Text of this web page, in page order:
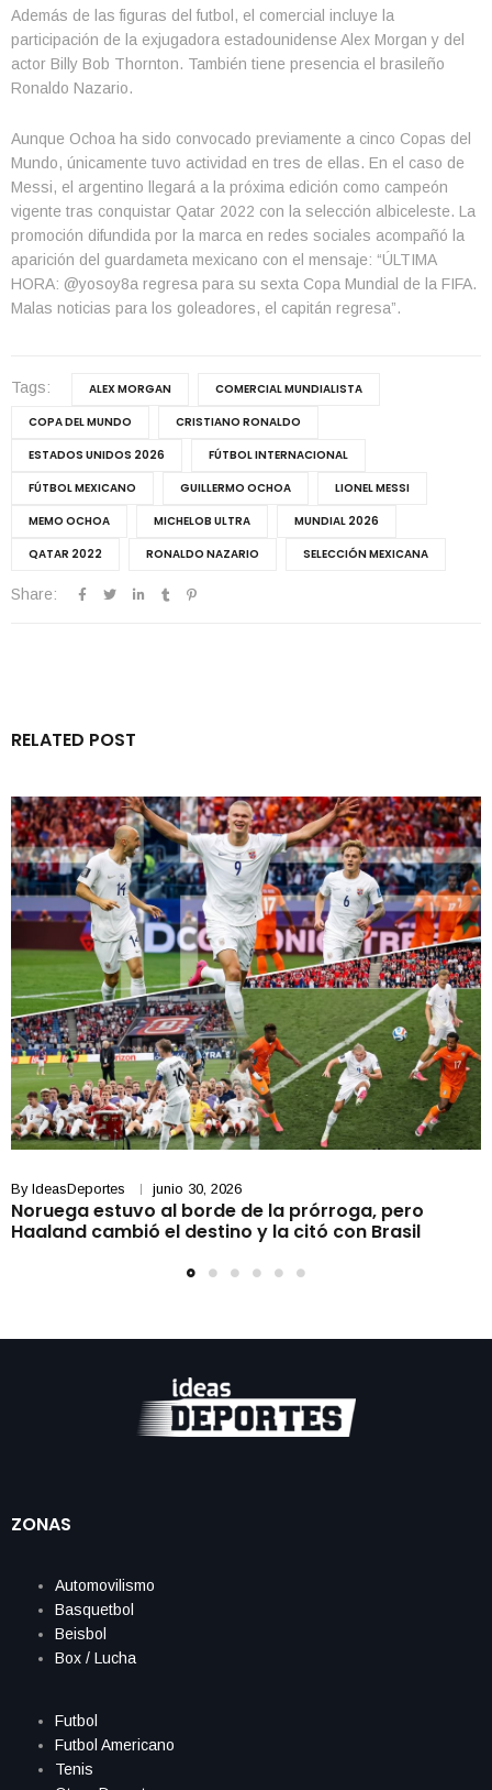
Además de las figuras del futbol, el comercial incluye la
participación de la exjugadora estadounidense Alex Morgan y del
actor Billy Bob Thornton. También tiene presencia el brasileño
Ronaldo Nazario.
Aunque Ochoa ha sido convocado previamente a cinco Copas del
Mundo, únicamente tuvo actividad en tres de ellas. En el caso de
Messi, el argentino llegará a la próxima edición como campeón
vigente tras conquistar Qatar 2022 con la selección albiceleste. La
promoción difundida por la marca en redes sociales acompañó la
aparición del guardameta mexicano con el mensaje: “ÚLTIMA
HORA: @yosoy8a regresa para su sexta Copa Mundial de la FIFA.
Malas noticias para los goleadores, el capitán regresa”.
Tags: ALEX MORGAN
COMERCIAL MUNDIALISTA
COPA DEL MUNDO
CRISTIANO RONALDO
ESTADOS UNIDOS 2026
FÚTBOL INTERNACIONAL
FÚTBOL MEXICANO
GUILLERMO OCHOA
LIONEL MESSI
MEMO OCHOA
MICHELOB ULTRA
MUNDIAL 2026
QATAR 2022
RONALDO NAZARIO SELECCIÓN MEXICANA
Share:
RELATED POST
By IdeasDeportes junio 30, 2026
Noruega estuvo al borde de la prórroga, pero
Haaland cambió el destino y la citó con Brasil
ZONAS
Automovilismo
Basquetbol
Beisbol
Box / Lucha
Futbol
Futbol Americano
Tenis